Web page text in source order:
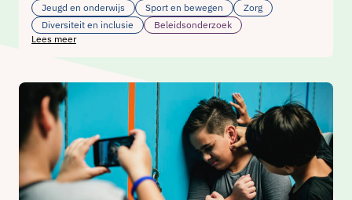
Jeugd en onderwijs
Sport en bewegen
Zorg
Diversiteit en inclusie
Beleidsonderzoek
Lees meer